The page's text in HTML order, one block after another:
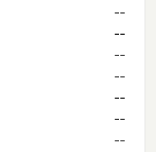
--
--
--
--
--
--
--